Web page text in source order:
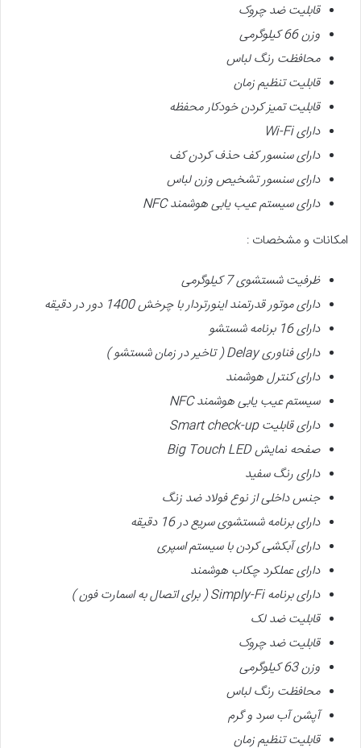
قابلیت ضد چروک
وزن 66 کیلوگرمی
محافظت رنگ لباس
قابلیت تنظیم زمان
قابلیت تمیز کردن خودکار محفظه
دارایWi-Fi
دارایسنسور کف حذف کردن کف
دارایسنسور تشخیص وزن لباس
دارایسیستم عیب یابی هوشمندNFC
امکانات و مشخصات :
ظرفیت شستشوی 7 کیلوگرمی
دارای موتور قدرتمند اینورترداربا چرخش 1400 دور در دقیقه
دارای 16 برنامه شستشو
دارای فناوریDelay ( تاخیر در زمان شستشو)
دارای کنترل هوشمند
سیستم عیب یابی هوشمندNFC
دارای قابلیتSmart check-up
صفحه نمایشBig Touch LED
دارای رنگ سفید
جنس داخلی از نوع فولاد ضد زنگ
دارای برنامه شستشوی سریع در 16 دقیقه
دارایآبکشی کردن با سیستم اسپری
دارایعملکرد چکاب هوشمند
دارای برنامهSimply-Fi ( برای اتصال به اسمارت فون)
قابلیت ضد لک
قابلیت ضد چروک
وزن 63 کیلوگرمی
محافظت رنگ لباس
آپشن آب سرد و گرم
قابلیت تنظیم زمان